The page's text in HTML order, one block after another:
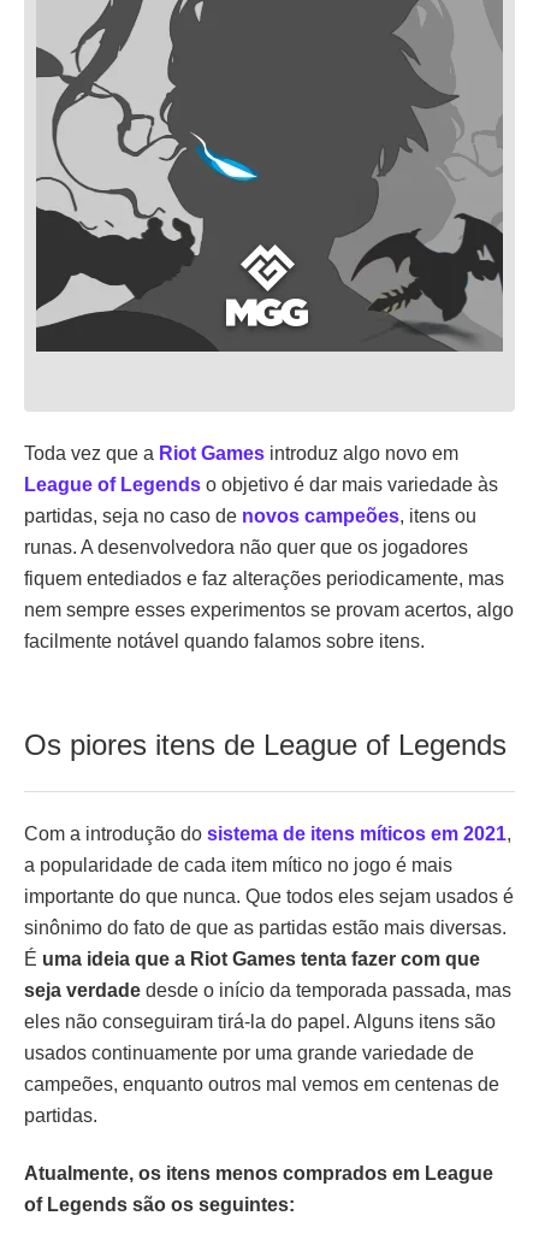
Toda vez que a Riot Games introduz algo novo em
League of Legends o objetivo é dar mais variedade às
partidas, seja no caso de novos campeões, itens ou
runas. A desenvolvedora não quer que os jogadores
fiquem entediados e faz alterações periodicamente, mas
nem sempre esses experimentos se provam acertos, algo
facilmente notável quando falamos sobre itens.
Os piores itens de League of Legends
Com a introdução do sistema de itens míticos em 2021,
a popularidade de cada item mítico no jogo é mais
importante do que nunca. Que todos eles sejam usados é
sinônimo do fato de que as partidas estão mais diversas.
É uma ideia que a Riot Games tenta fazer com que
seja verdade desde o início da temporada passada, mas
eles não conseguiram tirá-la do papel. Alguns itens são
usados continuamente por uma grande variedade de
campeões, enquanto outros mal vemos em centenas de
partidas.
Atualmente, os itens menos comprados em League
of Legends são os seguintes: